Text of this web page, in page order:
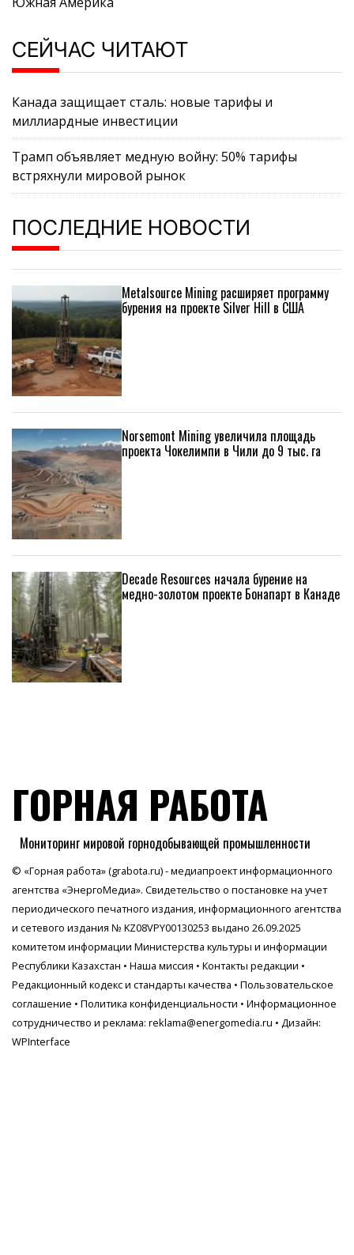
СЕЙЧАС ЧИТАЮТ
Канада защищает сталь: новые тарифы и
миллиардные инвестиции
Трамп объявляет медную войну: 50% тарифы
встряхнули мировой рынок
ПОСЛЕДНИЕ НОВОСТИ
Metalsource Mining расширяет программу
бурения на проекте Silver Hill в США
Norsemont Mining увеличила площадь
проекта Чокелимпи в Чили до 9 тыс. га
Decade Resources начала бурение на
медно-золотом проекте Бонапарт в Канаде
ГОРНАЯ РАБОТА
Мониторинг мировой горнодобывающей промышленности
© «Горная работа» (grabota.ru) - медиапроект информационного
агентства «ЭнергоМедиа». Свидетельство о постановке на учет
периодического печатного издания, информационного агентства
и сетевого издания № KZ08VPY00130253 выдано 26.09.2025
комитетом информации Министерства культуры и информации
Республики Казахстан • Наша миссия • Контакты редакции •
Редакционный кодекс и стандарты качества • Пользовательское
соглашение • Политика конфиденциальности • Информационное
сотрудничество и реклама: reklama@energomedia.ru • Дизайн:
WPInterface